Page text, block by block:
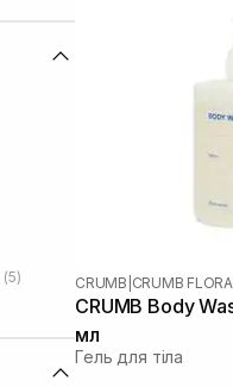
(5) CRUMB CRUMB
CRUMB Body
мл
Гель для тіла